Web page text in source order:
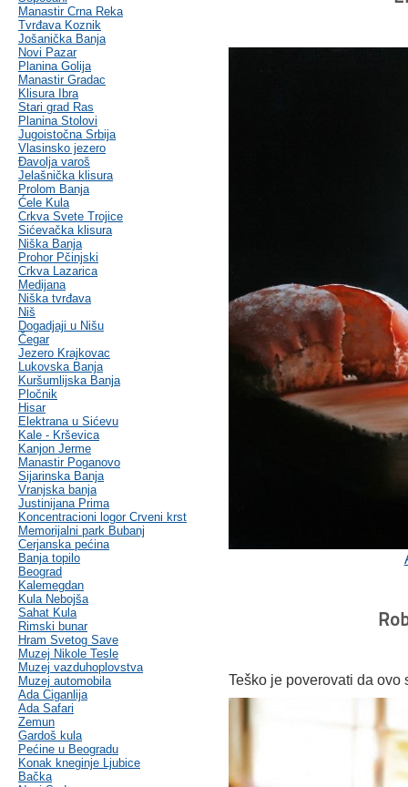
Manastir Crna Reka
Tvrđava Koznik
Jošanička Banja
Novi Pazar
Planina Golija
Manastir Gradac
Klisura Ibra
Stari grad Ras
Planina Stolovi
Jugoistočna Srbija
Vlasinsko jezero
Đavolja varoš
Jelašnička klisura
Prolom Banja
Ćele Kula
Crkva Svete Trojice
Sićevačka klisura
Niška Banja
Prohor Pčinjski
Crkva Lazarica
Medijana
Niška tvrđava
Niš
Dogadjaji u Nišu
Čegar
Jezero Krajkovac
Lukovska Banja
Kuršumlijska Banja
Pločnik
Hisar
Elektrana u Sićevu
Kale - Krševica
Kanjon Jerme
Manastir Poganovo
Sijarinska Banja
Vranjska banja
Justinijana Prima
Koncentracioni logor Crveni krst
Memorijalni park Bubanj
Cerjanska pećina
Banja topilo
Beograd
Kalemegdan
Kula Nebojša
Sahat Kula
Rimski bunar
Hram Svetog Save
Muzej Nikole Tesle
Muzej vazduhoplovstva
Muzej automobila
Ada Ciganlija
Ada Safari
Zemun
Gardoš kula
Pećine u Beogradu
Konak kneginje Ljubice
Bačka
Teško je poverovati da ovo